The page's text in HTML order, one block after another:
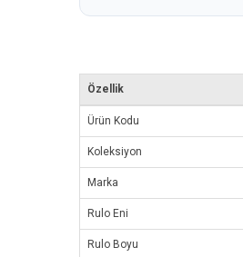
Özellik
Ürün Kodu
Koleksiyon
Marka
Rulo Eni
Rulo Boyu